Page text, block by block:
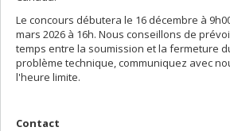
Le concours débutera le 16 décembre à
mars 2026 à 16h. Nous conseillons de
temps entre la soumission et la fermeture
problème technique, communiquez avec
l'heure limite.
Contact